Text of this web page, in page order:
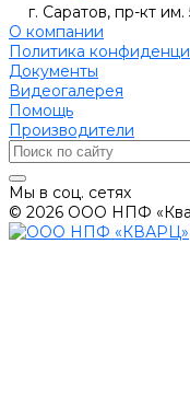
г. Саратов, пр-кт
О компании
Политика
Документы
Видеогалерея
Помощь
Производители
Мы в соц. сетях
© 2026 ООО НПФ